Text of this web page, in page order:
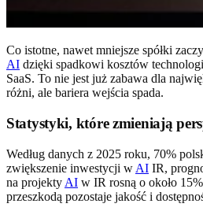
Co istotne, nawet mniejsze spółki
AI dzięki spadkowi kosztów
SaaS. To nie jest już zabawa dla
różni, ale bariera wejścia spada.
Statystyki, które zmieniają
Według danych z 2025 roku, 70%
zwiększenie inwestycji w AI IR,
na projekty AI w IR rosną o około
przeszkodą pozostaje jakość i